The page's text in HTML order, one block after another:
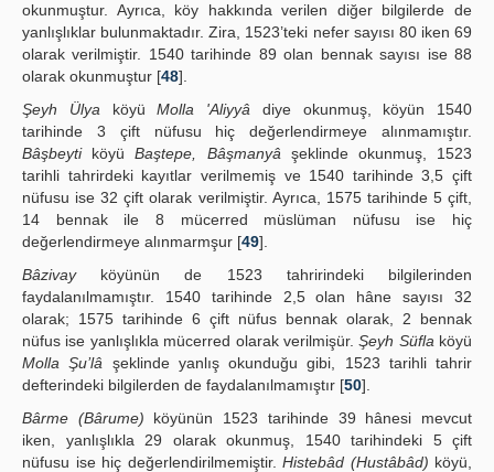
okunmuştur. Ayrıca, köy hakkında verilen diğer bilgilerde de
yanlışlıklar bulunmaktadır. Zira, 1523’teki nefer sayısı 80 iken 69
olarak verilmiştir. 1540 tarihinde 89 olan bennak sayısı ise 88
olarak okunmuştur [48].
Şeyh Ülya köyüMolla 'Aliyyâ diye okunmuş, köyün 1540
tarihinde 3 çift nüfusu hiç değerlendirmeye alınmamıştır.
BâşbeytiköyüBaştepe, Bâşmanyâ şeklinde okunmuş, 1523
tarihli tahrirdeki kayıtlar verilmemiş ve 1540 tarihinde 3,5 çift
nüfusu ise 32 çift olarak verilmiştir. Ayrıca, 1575 tarihinde 5 çift,
14 bennak ile 8 mücerred müslüman nüfusu ise hiç
değerlendirmeye alınmarmşur [49].
Bâzivayköyünün de 1523 tahririndeki bilgilerinden
faydalanılmamıştır. 1540 tarihinde 2,5 olan hâne sayısı 32
olarak; 1575 tarihinde 6 çift nüfus bennak olarak, 2 bennak
nüfus ise yanlışlıkla mücerred olarak verilmişür.Şeyh Süfla köyü
Molla Şu’lâ şeklinde yanlış okunduğu gibi, 1523 tarihli tahrir
defterindeki bilgilerden de faydalanılmamıştır [50].
Bârme (Bârume) köyünün 1523 tarihinde 39 hânesi mevcut
iken, yanlışlıkla 29 olarak okunmuş, 1540 tarihindeki 5 çift
nüfusu ise hiç değerlendirilmemiştir. Histebâd (Hustâbâd) köyü,